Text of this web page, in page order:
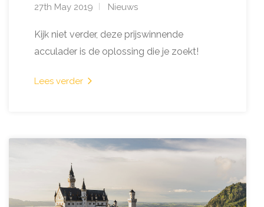
27th May 2019 Nieuws
Kijk niet verder, deze prijswinnende
acculader is de oplossing die je zoekt!
Lees verder